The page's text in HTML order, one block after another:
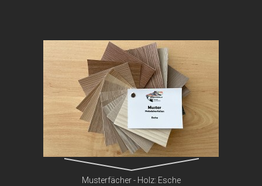
Musterfächer - Holz: Esche